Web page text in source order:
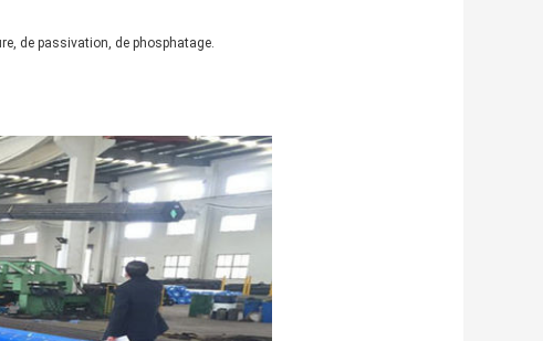
de passivation, de phosphatage.